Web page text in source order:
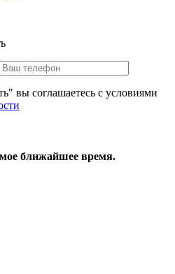
вы соглашаетесь с условиями
ближайшее время.